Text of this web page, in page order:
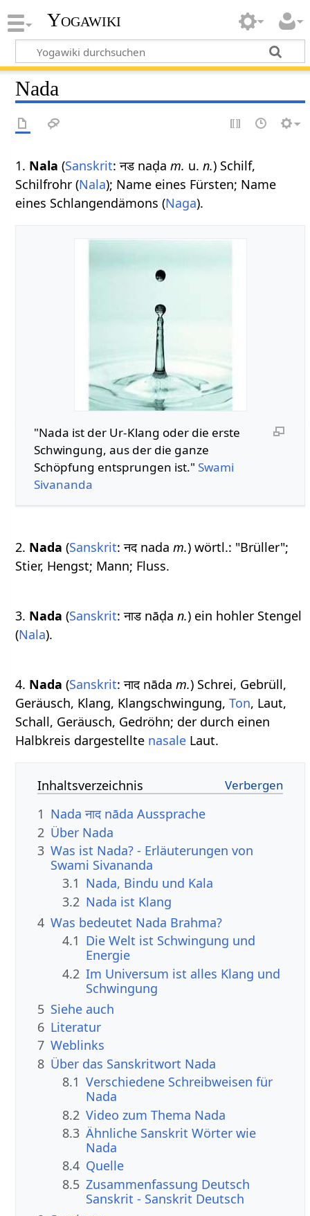
Yogawiki
Nada
1. Nala (Sanskrit: नड naḍam. u.n.) Schilf,
Schilfrohr (Nala); Name eines Fürsten; Name
eines Schlangendämons (Naga).
"Nada ist der Ur-Klang oder die erste
Schwingung, aus der die ganze
Schöpfung entsprungen ist." Swami
Sivananda
2. Nada (Sanskrit: नद nadam.) wörtl.: "Brüller";
Stier, Hengst; Mann; Fluss.
3. Nada (Sanskrit: नाड nāḍan.) ein hohler Stengel
(Nala).
4. Nada (Sanskrit: नाद nādam.) Schrei, Gebrüll,
Geräusch, Klang, Klangschwingung,Ton, Laut,
Schall, Geräusch, Gedröhn; der durch einen
Halbkreis dargestellte nasale Laut.
Inhaltsverzeichnis
1 Nada नाद nāda Aussprache
2 Über Nada
3 Was ist Nada? - Erläuterungen von
Swami Sivananda
3.1 Nada, Bindu und Kala
3.2 Nada ist Klang
4 Was bedeutet Nada Brahma?
4.1 Die Welt ist Schwingung und
Energie
4.2 Im Universum ist alles Klang und
Schwingung
5 Siehe auch
6 Literatur
7 Weblinks
8 Über das Sanskritwort Nada
8.1 Verschiedene Schreibweisen für
Nada
8.2 Video zum Thema Nada
8.3 Ähnliche Sanskrit Wörter wie
Nada
8.4 Quelle
8.5 Zusammenfassung Deutsch
Sanskrit - Sanskrit Deutsch